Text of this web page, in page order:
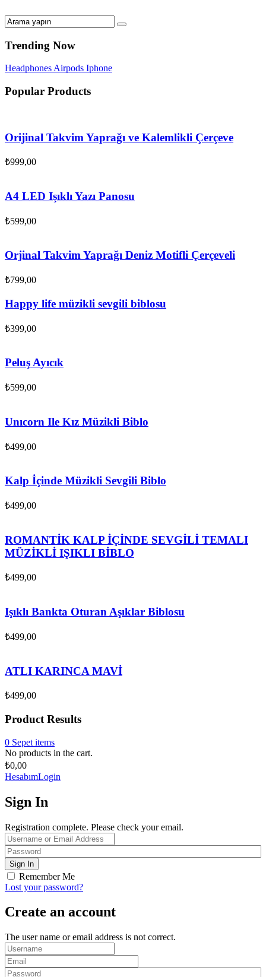
Trending Now
HeadphonesAirpods Iphone
Popular Products
Orijinal Takvim Yaprağı ve Kalemlikli Çerçeve
₺999,00
A4 LED Işıklı Yazı Panosu
₺599,00
Orjinal Takvim Yaprağı Deniz Motifli Çerçeveli
₺799,00
Happy life müzikli sevgili biblosu
₺399,00
Peluş Ayıcık
₺599,00
Unıcorn Ile Kız Müzikli Biblo
₺499,00
Kalp İçinde Müzikli Sevgili Biblo
₺499,00
ROMANTİK KALP İÇİNDE SEVGİLİ TEMALI
MÜZİKLİ IŞIKLI BİBLO
₺499,00
Işıklı Bankta Oturan Aşıklar Biblosu
₺499,00
ATLI KARINCA MAVİ
₺499,00
Product Results
0 Sepet items
No products in the cart.
₺0,00
HesabımLogin
Sign In
Registration complete. Please check your email.
Remember Me
Lost your password?
Create an account
The user name or email address is not correct.